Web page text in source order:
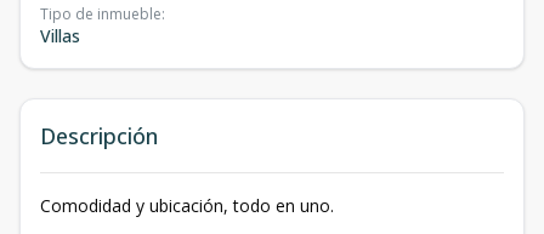
Tipo de inmueble:
Villas
Descripción
Comodidad y ubicación, todo en uno.